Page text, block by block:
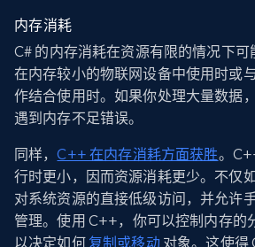
内存消耗
C# 的内存消耗在资源有限的情况下可
在内存较小的物联网设备中使用时或
作结合使用时。如果你处理大量数据
遇到内存不足错误。
同样，C++ 在内存消耗方面获胜。
行时更小，因而资源消耗更少。不仅
对系统资源的直接低级访问，并允许
管理。使用 C++，你可以控制内存的
以决定如何 复制或移动对象。这使得